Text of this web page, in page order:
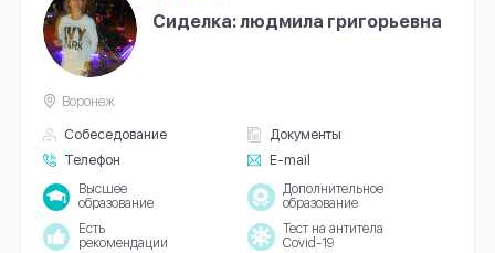
Сиделка: людмила григорьевна
Собеседование
Документы
Телефон
E-mail
Воронеж
Высшее
образование
Дополнительное
образование
Есть
рекомендации
Тест на антитела
Covid-19